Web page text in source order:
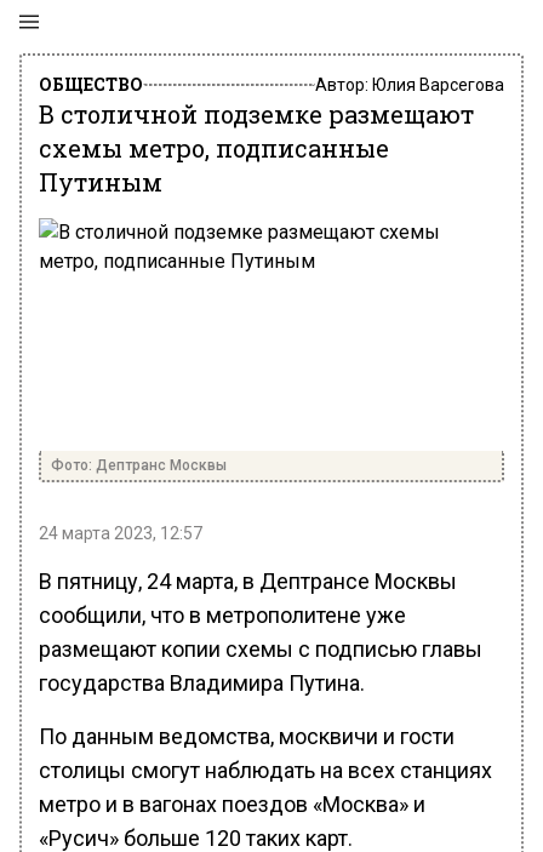
ОБЩЕСТВО Автор: Юлия Варсегова
В столичной подземке размещают
схемы метро, подписанные
Путиным
Фото: Дептранс Москвы
24 марта 2023, 12:57
В пятницу, 24 марта, в Дептрансе Москвы
сообщили, что в метрополитене уже
размещают копии схемы с подписью главы
государства Владимира Путина.
По данным ведомства, москвичи и гости
столицы смогут наблюдать на всех станциях
метро и в вагонах поездов «Москва» и
«Русич» больше 120 таких карт.